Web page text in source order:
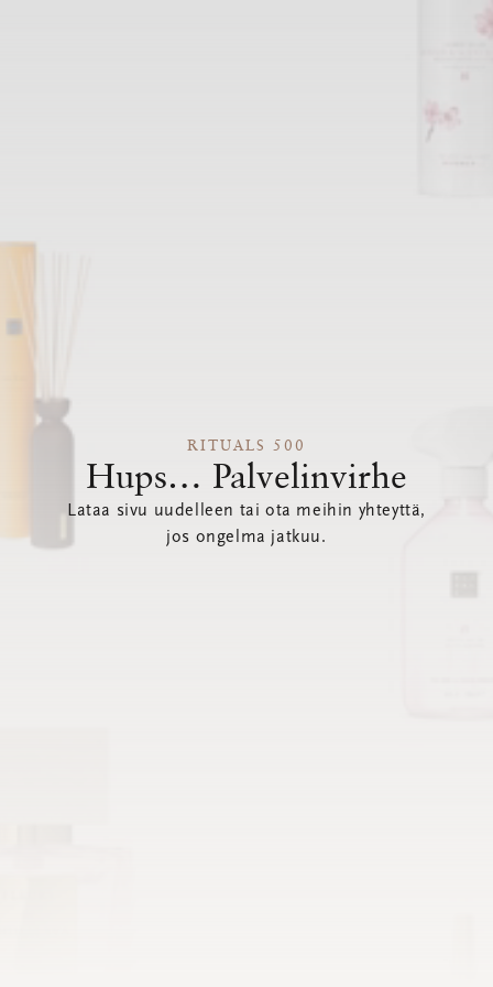
RITUALS 500
Hups… Palvelinvirhe
Lataa sivu uudelleen tai ota meihin yhteyttä,
jos ongelma jatkuu.